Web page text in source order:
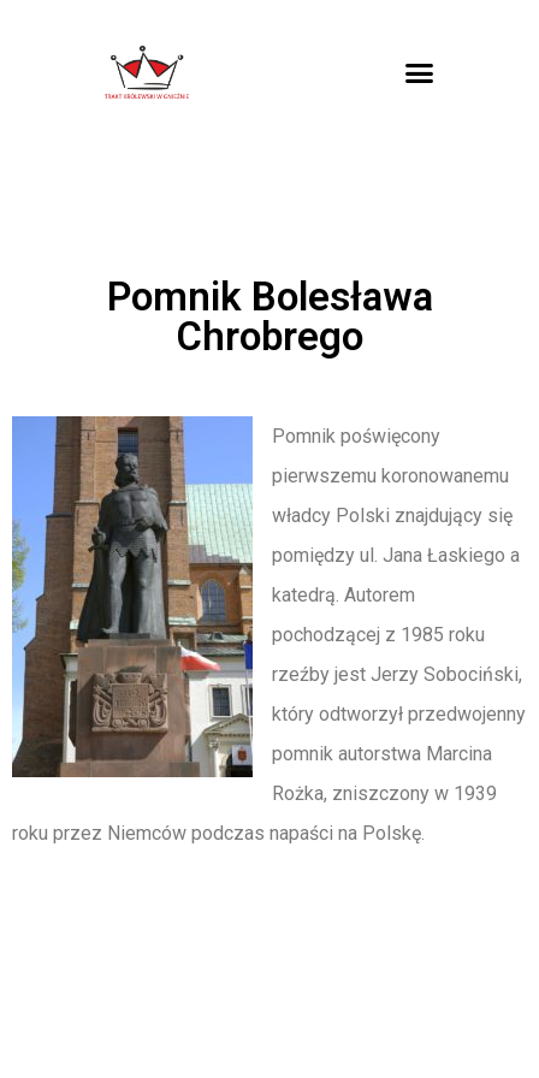
Pomnik Bolesława
Chrobrego
Pomnik poświęcony
pierwszemu koronowanemu
władcy Polski znajdujący się
pomiędzy ul. Jana Łaskiego a
katedrą. Autorem
pochodzącej z 1985 roku
rzeźby jest Jerzy Sobociński,
który odtworzył przedwojenny
pomnik autorstwa Marcina
Rożka, zniszczony w 1939
roku przez Niemców podczas napaści na Polskę.